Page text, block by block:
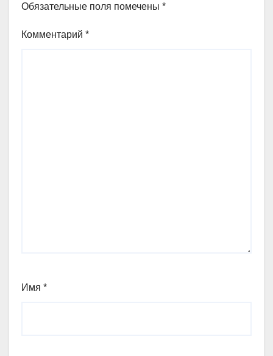
Обязательные поля помечены *
Комментарий *
Имя *